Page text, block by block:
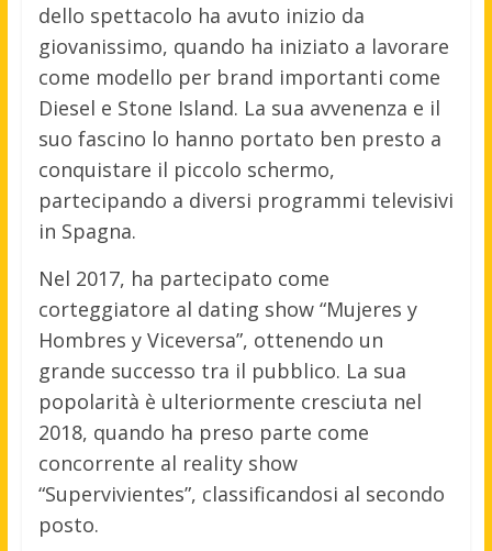
dello spettacolo ha avuto inizio da
giovanissimo, quando ha iniziato a lavorare
come modello per brand importanti come
Diesel e Stone Island. La sua avvenenza e il
suo fascino lo hanno portato ben presto a
conquistare il piccolo schermo,
partecipando a diversi programmi televisivi
in Spagna.
Nel 2017, ha partecipato come
corteggiatore al dating show “Mujeres y
Hombres y Viceversa”, ottenendo un
grande successo tra il pubblico. La sua
popolarità è ulteriormente cresciuta nel
2018, quando ha preso parte come
concorrente al reality show
“Supervivientes”, classificandosi al secondo
posto.